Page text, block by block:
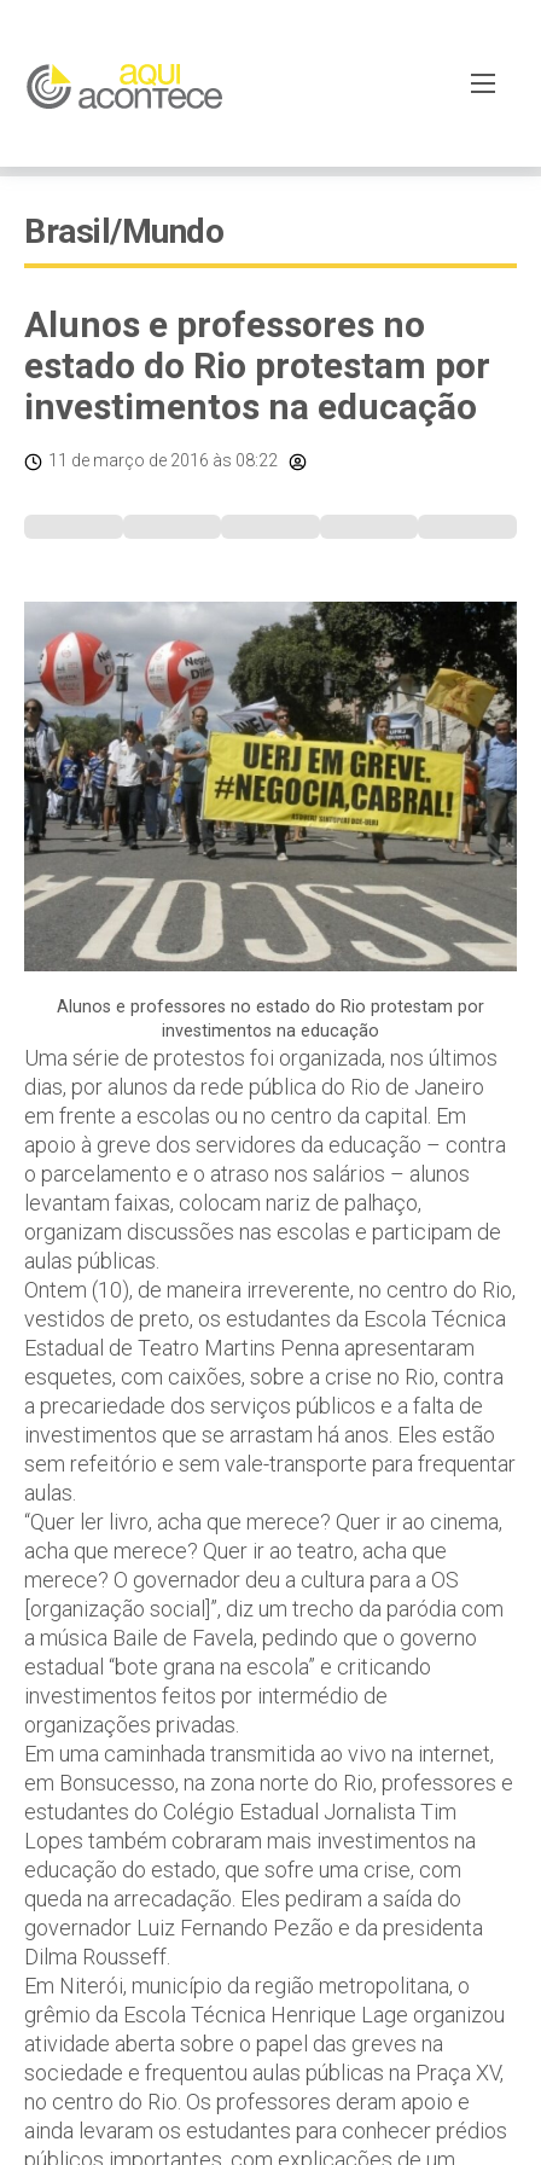
Brasil/Mundo
Alunos e professores no
estado do Rio protestam por
investimentos na educação
11 de março de 2016 às 08:22
Alunos e professores no estado do Rio protestam por
investimentos na educação
Uma série de protestos foi organizada, nos últimos
dias, por alunos da rede pública do Rio de Janeiro
em frente a escolas ou no centro da capital. Em
apoio à greve dos servidores da educação – contra
o parcelamento e o atraso nos salários – alunos
levantam faixas, colocam nariz de palhaço,
organizam discussões nas escolas e participam de
aulas públicas.
Ontem (10), de maneira irreverente, no centro do Rio,
vestidos de preto, os estudantes da Escola Técnica
Estadual de Teatro Martins Penna apresentaram
esquetes, com caixões, sobre a crise no Rio, contra
a precariedade dos serviços públicos e a falta de
investimentos que se arrastam há anos. Eles estão
sem refeitório e sem vale-transporte para frequentar
aulas.
“Quer ler livro, acha que merece? Quer ir ao cinema,
acha que merece? Quer ir ao teatro, acha que
merece? O governador deu a cultura para a OS
[organização social]”, diz um trecho da paródia com
a música Baile de Favela, pedindo que o governo
estadual “bote grana na escola” e criticando
investimentos feitos por intermédio de
organizações privadas.
Em uma caminhada transmitida ao vivo na internet,
em Bonsucesso, na zona norte do Rio, professores e
estudantes do Colégio Estadual Jornalista Tim
Lopes também cobraram mais investimentos na
educação do estado, que sofre uma crise, com
queda na arrecadação. Eles pediram a saída do
governador Luiz Fernando Pezão e da presidenta
Dilma Rousseff.
Em Niterói, município da região metropolitana, o
grêmio da Escola Técnica Henrique Lage organizou
atividade aberta sobre o papel das greves na
sociedade e frequentou aulas públicas na Praça XV,
no centro do Rio. Os professores deram apoio e
ainda levaram os estudantes para conhecer prédios
públicos importantes, com explicações de um